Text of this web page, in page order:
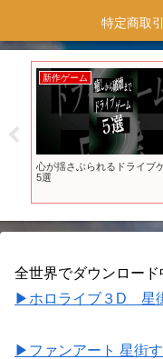
新作ゲーム
心が揺さぶられるドライブ
5選
全世界でダウンロード
▶ホロライブ３D 星
▶ファンアート 星街